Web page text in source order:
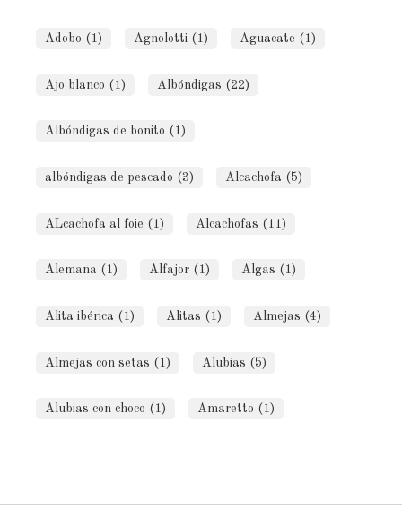
Adobo (1) Agnolotti (1) Aguacate (1)
Ajo blanco (1) Albóndigas (22)
Albóndigas de bonito (1)
albóndigas de pescado (3) Alcachofa (5)
ALcachofa al foie (1) Alcachofas (11)
Alemana (1) Alfajor (1) Algas (1)
Alita ibérica (1) Alitas (1) Almejas (4)
Almejas con setas (1) Alubias (5)
Alubias con choco (1) Amaretto (1)